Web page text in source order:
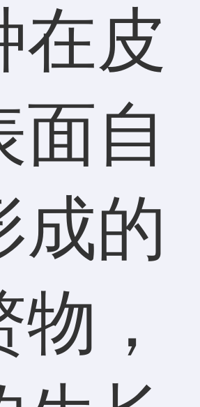
在皮
面自
成的
，